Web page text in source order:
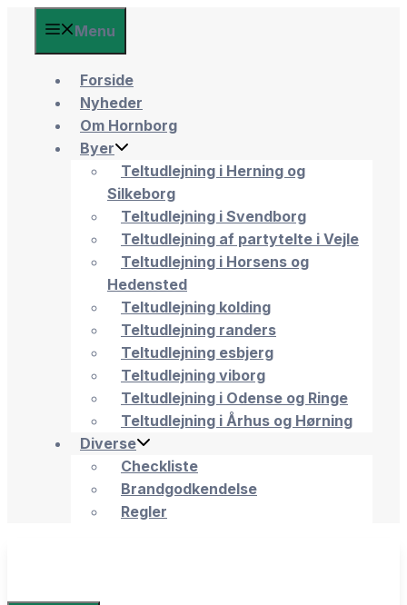
Menu
Forside
Nyheder
Om Hornborg
Byer
Teltudlejning i Herning og
Silkeborg
Teltudlejning i Svendborg
Teltudlejning af partytelte i Vejle
Teltudlejning i Horsens og
Hedensted
Teltudlejning kolding
Teltudlejning randers
Teltudlejning esbjerg
Teltudlejning viborg
Teltudlejning i Odense og Ringe
Teltudlejning i Århus og Hørning
Diverse
Checkliste
Brandgodkendelse
Regler